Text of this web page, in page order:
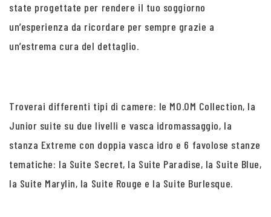
state progettate per rendere il tuo soggiorno
un’esperienza da ricordare per sempre grazie a
un’estrema cura del dettaglio.
Troverai differenti tipi di camere: le MO.OM Collection, la
Junior suite su due livelli e vasca idromassaggio, la
stanza Extreme con doppia vasca idro e 6 favolose stanze
tematiche: la Suite Secret, la Suite Paradise, la Suite Blue,
la Suite Marylin, la Suite Rouge e la Suite Burlesque.